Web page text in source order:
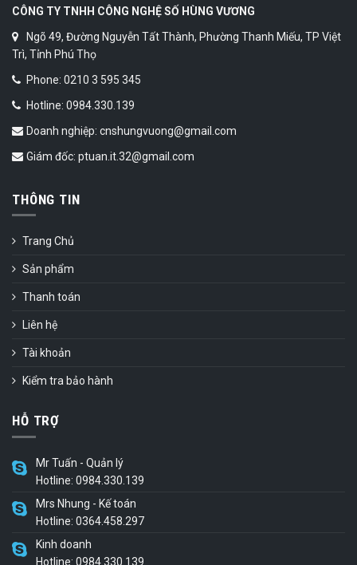
CÔNG TY TNHH CÔNG NGHỆ SỐ HÙNG VƯƠNG
Ngõ 49, Đường Nguyễn Tất Thành, Phường Thanh Miếu, TP Việt
Trì, Tỉnh Phú Thọ
Phone: 0210 3 595 345
Hotline: 0984.330.139
Doanh nghiệp: cnshungvuong@gmail.com
Giám đốc: ptuan.it.32@gmail.com
THÔNG TIN
Trang Chủ
Sản phẩm
Thanh toán
Liên hệ
Tài khoản
Kiểm tra bảo hành
HỖ TRỢ
Mr Tuấn - Quản lý
Hotline: 0984.330.139
Mrs Nhung - Kế toán
Hotline: 0364.458.297
Kinh doanh
Hotline: 0984.330.139